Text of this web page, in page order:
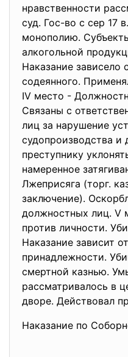
нравственности
суд. Гос-во с сер 17
монополию.
алкогольной
Наказание зависело
содеянного.
IV место -
Связаны с
лиц за нарушение
судопроизводства и
преступнику
намеренное
Лжеприсяга (торг.
заключение).
должностных лиц. V
против личности.
Наказание зависит
принадлежности.
смертной казнью.
рассматривалось в
дворе. Действовал
Наказание по